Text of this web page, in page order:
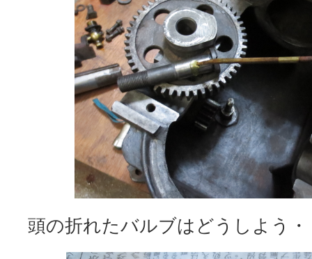
頭の折れたバルブはどうしよう